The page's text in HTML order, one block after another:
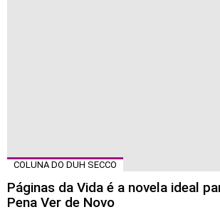
COLUNA DO DUH SECCO
Páginas da Vida é a novela ideal
Pena Ver de Novo